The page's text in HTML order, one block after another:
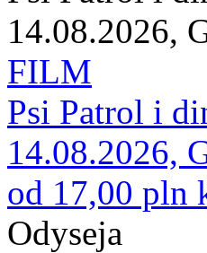
14.08.2026,
FILM
Psi Patrol i
14.08.2026,
od 17,00 pln
Odyseja